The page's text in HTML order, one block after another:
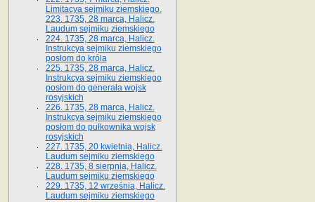
Limitacya sejmiku ziemskiego.
223. 1735, 28 marca, Halicz.
Laudum sejmiku ziemskiego
224. 1735, 28 marca, Halicz.
Instrukcya sejmiku ziemskiego
posłom do króla
225. 1735, 28 marca, Halicz.
Instrukcya sejmiku ziemskiego
posłom do generała wojsk
rosyjskich
226. 1735, 28 marca, Halicz.
Instrukcya sejmiku ziemskiego
posłom do pułkownika wojsk
rosyjskich
227. 1735, 20 kwietnia, Halicz.
Laudum sejmiku ziemskiego
228. 1735, 8 sierpnia, Halicz.
Laudum sejmiku ziemskiego
229. 1735, 12 września, Halicz.
Laudum sejmiku ziemskiego